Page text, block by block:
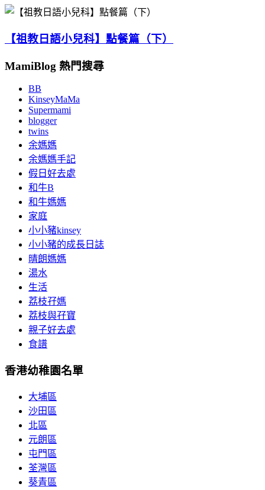
【祖教日語小兒科】點餐篇（下）
MamiBlog 熱門搜尋
BB
KinseyMaMa
Supermami
blogger
twins
余媽媽
余媽媽手記
假日好去處
和牛B
和牛媽媽
家庭
小小豬kinsey
小小豬的成長日誌
晴朗媽媽
湯水
生活
荔枝孖媽
荔枝與孖寶
親子好去處
食譜
香港幼稚園名單
大埔區
沙田區
北區
元朗區
屯門區
荃灣區
葵青區